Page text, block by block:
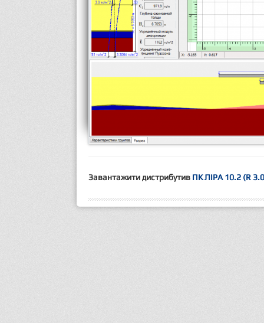
Завантажити дистрибутив ПК ЛІРА 10.2 (R